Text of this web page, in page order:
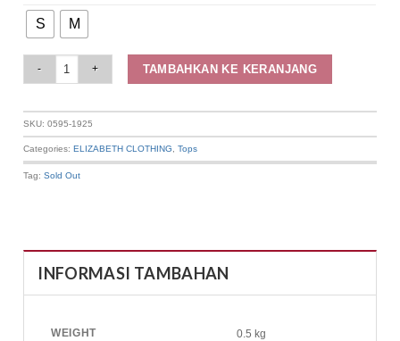
S M
TAMBAHKAN KE KERANJANG
SKU:0595-1925
Categories:ELIZABETH CLOTHING ,Tops
Tag:Sold Out
INFORMASI TAMBAHAN
WEIGHT 0.5 kg